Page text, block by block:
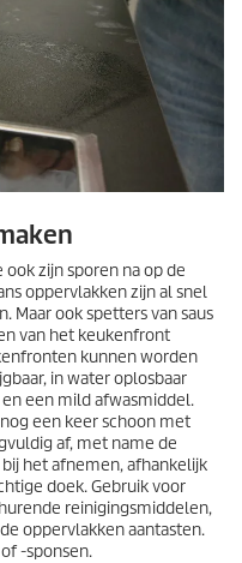
zijn sporen na op de
oppervlakken zijn al snel
Maar ook spetters van saus
van het keukenfront
kunnen worden
in water oplosbaar
een mild afwasmiddel.
een keer schoon met
af, met name de
het afnemen, afhankelijk
doek. Gebruik voor
reinigingsmiddelen,
oppervlakken aantasten.
-sponsen.